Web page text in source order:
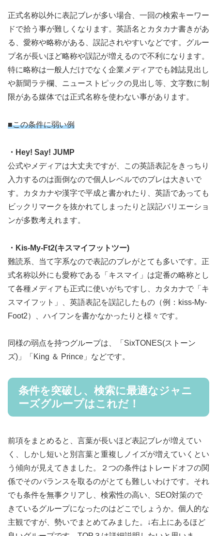
正式名称以外に表記ブレが多い場合、一回の検索キーワー
ドで拾う事が難しくなります。英語名とカタカナ書きがあ
る、愛称や略称がある、誤記されやすいなどです。グルー
プ名が長いほど略称や誤記が増えるので不利になります。
特に略称は一般人だけでなく企業メディアでも雑誌見出し
や新聞ラテ欄、ニューストピックの見出し等、文字数に制
限がある媒体では正式名称を使わない事があります。
■この条件に弱い例
・Hey! Say! JUMP
公式やメディアは大丈夫ですが、この英語表記をきっちり
入力するのは面倒なので個人レベルでのブレは大きいで
す。カタカナや漢字で平成と書かれたり、英語であっても
ビックリマークを抜かれてしまったりと誤記バリエーショ
ンが多数考えれます。
・Kis-My-Ft2(キスマイフットツー)
難読系、当て字系なので表記のブレがとても多いです。正
式名称以外にも愛称である「キスマイ」は定番の略称とし
て各種メディアも正式に使いがちですし、カタカナで「キ
スマイフット」、英語表記を誤記したもの（例：kiss-My-
Foot2）、ハイフンを書かなかったりと様々です。
同様の弱点を持つグループは、「SixTONES(ストーン
ズ)」「King ＆ Prince」などです。
条件を突破し、検索に最適なジャニ
ーズグループはこれだ！
前項をまとめると、言葉が長いほど表記ブレが増えてい
く、しかし短いと別言葉と重複しノイズが増えていくとい
う傾向が見えてきました。２つの条件はトレードオフの関
係でそのバランスを取るのがとても難しいわけです。それ
でも条件を無事クリアし、検索性の高い、SEO対策ので
きているグループになったのはどこでしょうか。個人的な
主観ですが、勢いでまとめてみました。↓右上にあるほど